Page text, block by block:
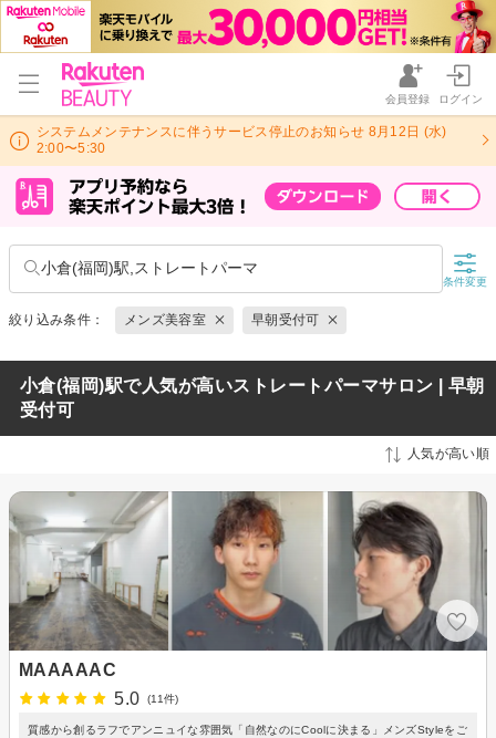
会員登録 ログイン
システムメンテナンスに伴うサービス停止のお知らせ 8月12日 (水)
2:00〜5:30
小倉(福岡)駅,ストレートパーマ
条件変更
絞り込み条件： メンズ美容室 早朝受付可
小倉(福岡)駅で人気が高いストレートパーマサロン | 早朝
受付可
人気が高い順
MAAAAAC
5.0
(11件)
質感から創るラフでアンニュイな雰囲気「自然なのにCoolに決まる」メンズStyleをご